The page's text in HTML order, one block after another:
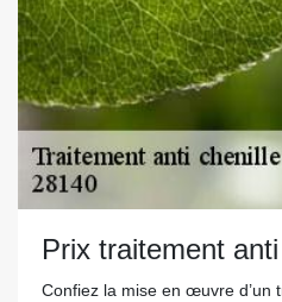
Prix traitement
Confiez la mise en œuvre d’un